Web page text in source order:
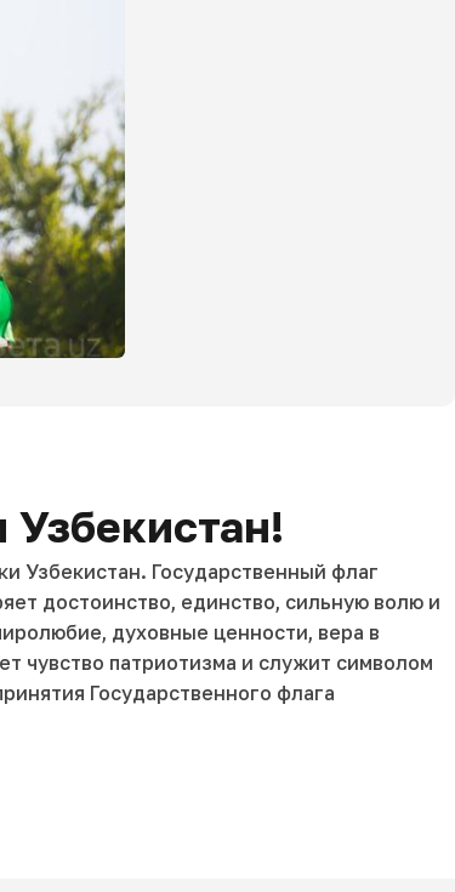
Узбекистан!
Узбекистан. Государственный флаг
достоинство, единство, сильную волю и
духовные ценности, вера в
чувство патриотизма и служит символом
Государственного флага